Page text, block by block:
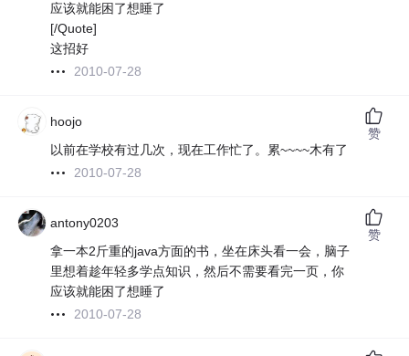
应该就能困了想睡了
[/Quote]
这招好
2010-07-28
hoojo
以前在学校有过几次，现在工作忙了。累~~~~木有了
2010-07-28
赞
antony0203
拿一本2斤重的java方面的书，坐在床头看一会，脑子
里想着趁年轻多学点知识，然后不需要看完一页，你
应该就能困了想睡了
2010-07-28
赞